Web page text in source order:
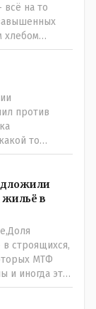
на то
хлебом
наша молочка
а хлеб
в совхозных
наше
В
Что
овощи
той
чем в
себе: - за
против
то
против
не поверю,
народ уже и
в
строящихся,
МТФ
и иногда эти
хотя я